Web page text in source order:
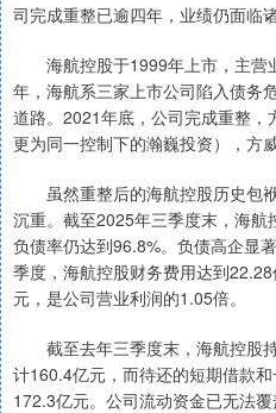
司完成重整已逾四年，业绩仍面临
海航控股于1999年上市，主营
年，海航系三家上市公司陷入债务
道路。2021年底，公司完成重整
更为同一控制下的瀚巍投资），方
虽然重整后的海航控股历史包
沉重。截至2025年三季度末，海
负债率仍达到96.8%。负债高企显
季度，海航控股财务费用达到
元，是公司营业利润的1.05倍。
截至去年三季度末，海航控股
计160.4亿元，而待还的短期借款
172.3亿元。公司流动资金已无法